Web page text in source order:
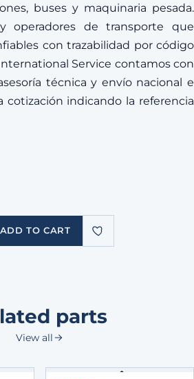
buses y maquinaria pesada.
operadores de transporte que
con trazabilidad por código
Service contamos con
técnica y envío nacional e
cotización indicando la referencia
ADD TO CART
parts
View all